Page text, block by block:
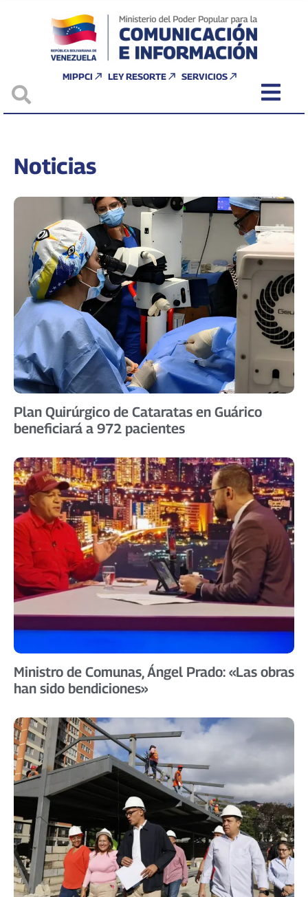
MIPPCI LEY RESORTE SERVICIOS
Noticias
Plan Quirúrgico de Cataratas en Guárico
beneficiará a 972 pacientes
Ministro de Comunas, Ángel Prado: «Las obras
han sido bendiciones»